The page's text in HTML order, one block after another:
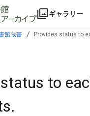
ギャラリー
館蔵書 Provides status to
to